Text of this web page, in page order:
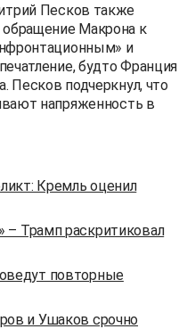
Песков также
Макрона к
и
будто Франция
Песков подчеркнул, что
напряженность в
Кремль оценил
– Трамп раскритиковал
повторные
и Ушаков срочно